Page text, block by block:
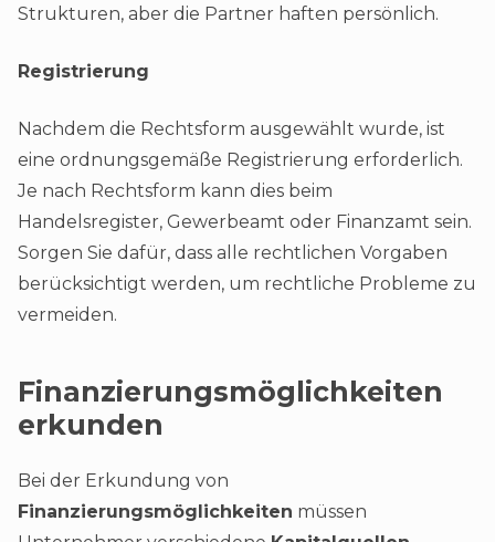
Strukturen, aber die Partner haften persönlich.
Registrierung
Nachdem die Rechtsform ausgewählt wurde, ist
eine ordnungsgemäße Registrierung erforderlich.
Je nach Rechtsform kann dies beim
Handelsregister, Gewerbeamt oder Finanzamt sein.
Sorgen Sie dafür, dass alle rechtlichen Vorgaben
berücksichtigt werden, um rechtliche Probleme zu
vermeiden.
Finanzierungsmöglichkeiten
erkunden
Bei der Erkundung von
Finanzierungsmöglichkeiten müssen